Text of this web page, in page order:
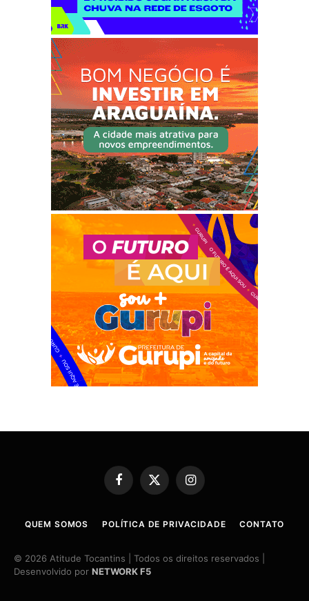
Facebook
X
(Twitter)
Instagram
QUEM SOMOS POLÍTICA DE PRIVACIDADE CONTATO
© 2026 Atitude Tocantins | Todos os direitos reservados |
Desenvolvido por NETWORK F5